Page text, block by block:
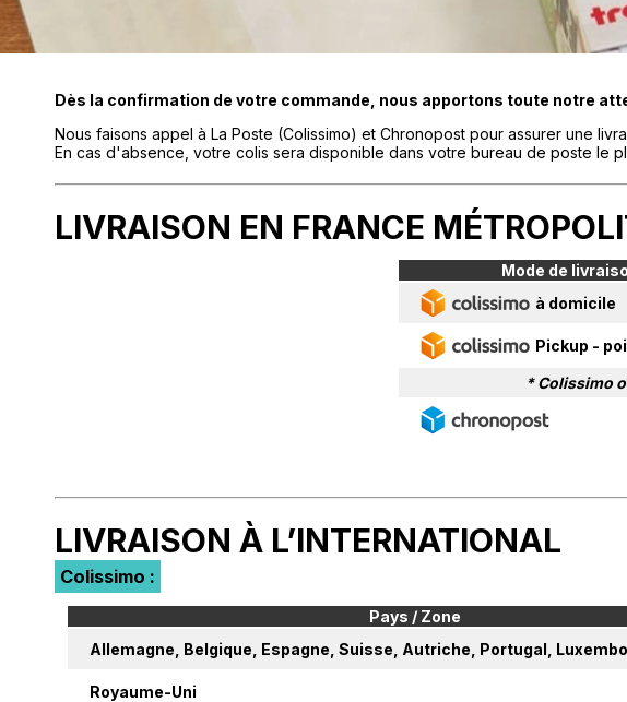
Dès la confirmation de votre commande, nous apportons toute notre
Nous faisons appel à La Poste (Colissimo) et Chronopost pour assurer une
En cas d'absence, votre colis sera disponible dans votre bureau de poste le
LIVRAISON EN FRANCE
Mode de
à domicile
Pickup -
* Colissimo
LIVRAISON À L’INTERNATIONAL
Colissimo :
Pays / Zone
Allemagne, Belgique, Espagne, Suisse, Autriche, Portugal,
Royaume-Uni